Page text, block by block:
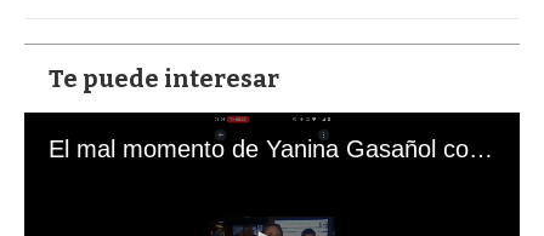
Te puede interesar
El mal momento de Yanina Gasañol con un hincha argentino en "Subrayado"